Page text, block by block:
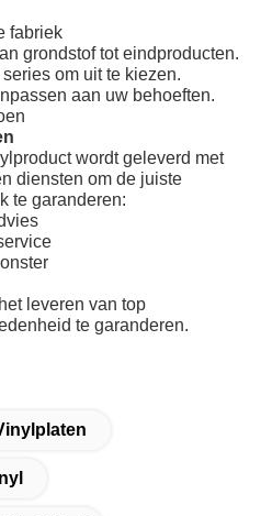
fabriek
grondstof tot eindproducten.
om uit te kiezen.
aan uw behoeften.
wordt geleverd met
diensten om de juiste
te garanderen:
leveren van top
te garanderen.